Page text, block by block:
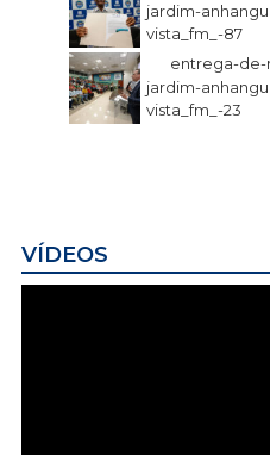
jardim-
vista_fm_-87
entrega-de-
jardim-
vista_fm_-23
VÍDEOS